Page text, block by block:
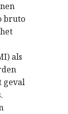
bruto
als
geval